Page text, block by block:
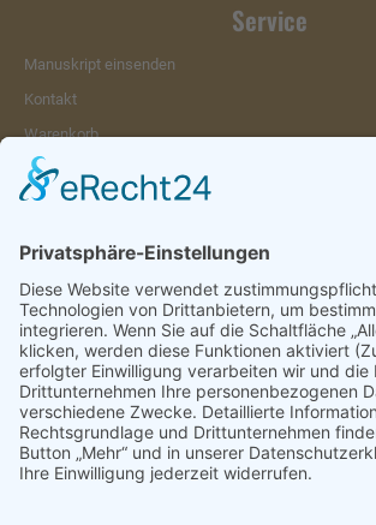
Service
Manuskript einsenden
Kontakt
Warenkorb
Konto
Merkzettel
Vertrag widerrufen
Informationen
Impressum & Disclaimer
AGB und Widerrufsrecht